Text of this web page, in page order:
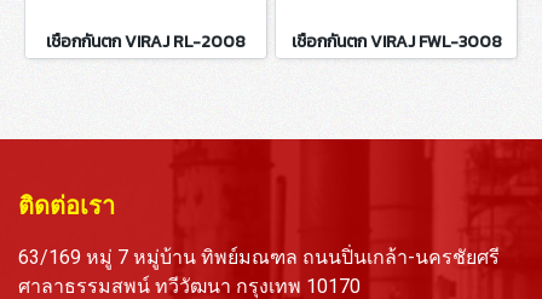
เชือกกันตก VIRAJ RL-2008 เชือกกันตก VIRAJ FWL-3008
ติดต่อเรา
63/169 หมู่ 7 หมู่บ้าน ทิพย์มณฑล ถนนปิ่นเกล้า-นครชัยศรี
ศาลาธรรมสพน์ ทวีวัฒนา กรุงเทพ 10170